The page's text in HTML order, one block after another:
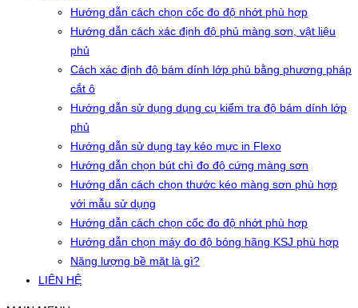
Hướng dẫn cách chọn cốc đo độ nhớt phù hợp
Hướng dẫn cách xác định độ phủ màng sơn, vật liệu
phủ
Cách xác định độ bám dính lớp phủ bằng phương pháp
cắt ô
Hướng dẫn sử dụng dụng cụ kiểm tra độ bám dính lớp
phủ
Hướng dẫn sử dụng tay kéo mực in Flexo
Hướng dẫn chọn bút chì đo độ cứng màng sơn
Hướng dẫn cách chọn thước kéo màng sơn phù hợp
với mẫu sử dụng
Hướng dẫn cách chọn cốc đo độ nhớt phù hợp
Hướng dẫn chọn máy đo độ bóng hãng KSJ phù hợp
Năng lượng bề mặt là gì?
LIÊN HỆ